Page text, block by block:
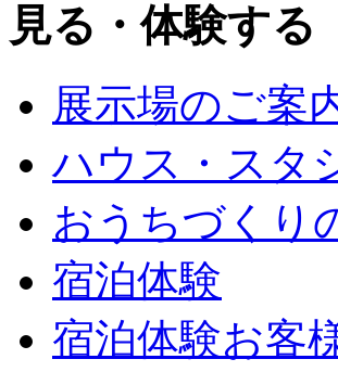
見る・体験する
展示場のご案
ハウス・スタ
おうちづくり
宿泊体験
宿泊体験お客